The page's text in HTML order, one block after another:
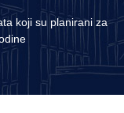
koji su planirani za